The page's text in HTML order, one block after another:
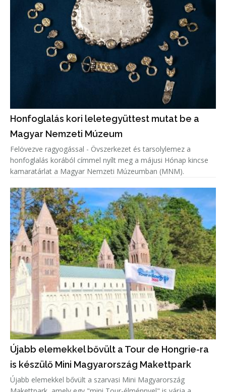
Honfoglalás kori leletegyüttest mutat be a
Magyar Nemzeti Múzeum
Felövezve ragyogással - Övszerkezet és tarsolylemez a
honfoglalás korából címmel nyílt meg a májusi Hónap kincse
kamaratárlat a Magyar Nemzeti Múzeumban (MNM).
Újabb elemekkel bővült a Tour de Hongrie-ra
is készülő Mini Magyarország Makettpark
Újabb elemekkel bővült a szarvasi Mini Magyarország